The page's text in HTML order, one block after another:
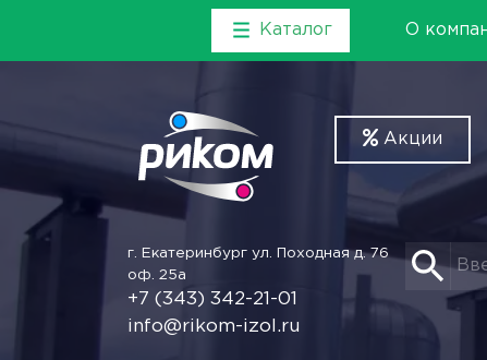
Каталог О
Акции
г. Екатеринбург ул. Походная д. 76
оф. 25а
+7 (343) 342-21-01
info@rikom-izol.ru